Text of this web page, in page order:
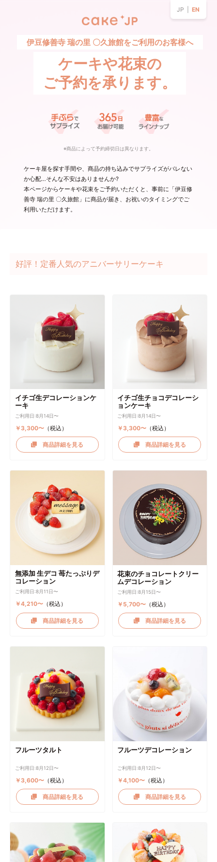
JP |EN
伊豆修善寺 瑞の里 〇久旅館をご利用のお客様へ
ケーキや花束の
ご予約を承ります。
※商品によって予約締切日は異なります。
ケーキ屋を探す手間や、商品の持ち込みでサプライズがバレない
か心配…そんな不安はありませんか?
本ページからケーキや花束をご予約いただくと、事前に「伊豆修
善寺 瑞の里 〇久旅館」に商品が届き、お祝いのタイミングでご
利用いただけます。
好評！定番人気のアニバーサリーケーキ
イチゴ生デコレーションケ
ーキ
ご利用日:8月14日〜
￥3,300〜（税込）
商品詳細を見る
イチゴ生チョコデコレーシ
ョンケーキ
ご利用日:8月14日〜
￥3,300〜 （税込）
商品詳細を見る
無添加 生デコ 苺たっぷりデ
コレーション
ご利用日:8月11日〜
￥4,210〜（税込）
商品詳細を見る
花束のチョコレートクリー
ムデコレーション
ご利用日:8月15日〜
￥5,700〜 （税込）
商品詳細を見る
フルーツタルト
ご利用日:8月12日〜
￥3,600〜（税込）
商品詳細を見る
フルーツデコレーション
ご利用日:8月12日〜
￥4,100〜 （税込）
商品詳細を見る